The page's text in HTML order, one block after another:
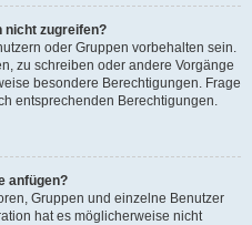
nicht zugreifen?
oder Gruppen vorbehalten sein.
zu schreiben oder andere Vorgänge
besondere Berechtigungen. Frage
entsprechenden Berechtigungen.
anfügen?
Gruppen und einzelne Benutzer
hat es möglicherweise nicht